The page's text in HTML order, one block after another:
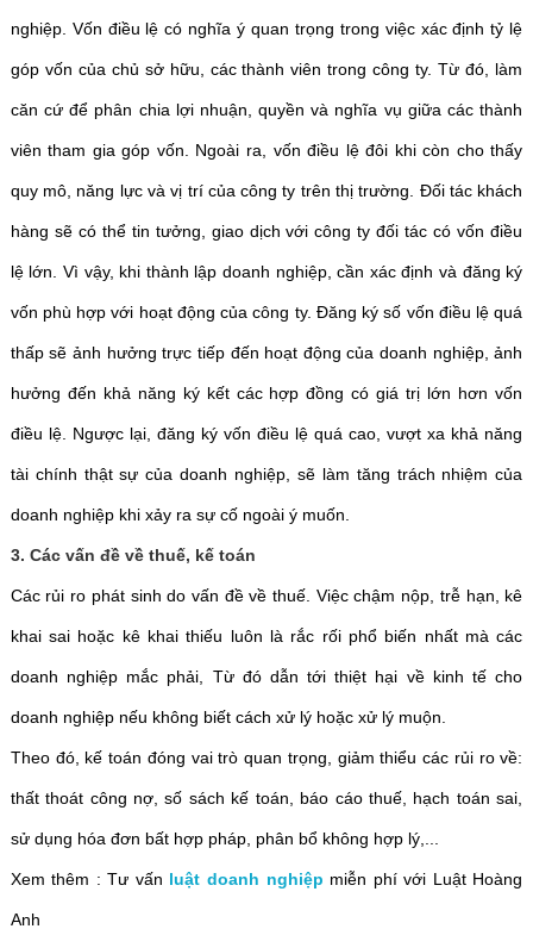
nghiệp. Vốn điều lệ có nghĩa ý quan trọng trong việc xác định tỷ lệ
góp vốn của chủ sở hữu, các thành viên trong công ty. Từ đó, làm
căn cứ để phân chia lợi nhuận, quyền và nghĩa vụ giữa các thành
viên tham gia góp vốn. Ngoài ra, vốn điều lệ đôi khi còn cho thấy
quy mô, năng lực và vị trí của công ty trên thị trường. Đối tác khách
hàng sẽ có thể tin tưởng, giao dịch với công ty đối tác có vốn điều
lệ lớn. Vì vậy, khi thành lập doanh nghiệp, cần xác định và đăng ký
vốn phù hợp với hoạt động của công ty. Đăng ký số vốn điều lệ quá
thấp sẽ ảnh hưởng trực tiếp đến hoạt động của doanh nghiệp, ảnh
hưởng đến khả năng ký kết các hợp đồng có giá trị lớn hơn vốn
điều lệ. Ngược lại, đăng ký vốn điều lệ quá cao, vượt xa khả năng
tài chính thật sự của doanh nghiệp, sẽ làm tăng trách nhiệm của
doanh nghiệp khi xảy ra sự cố ngoài ý muốn.
3. Các vấn đề về thuế, kế toán
Các rủi ro phát sinh do vấn đề về thuế. Việc chậm nộp, trễ hạn, kê
khai sai hoặc kê khai thiếu luôn là rắc rối phổ biến nhất mà các
doanh nghiệp mắc phải, Từ đó dẫn tới thiệt hại về kinh tế cho
doanh nghiệp nếu không biết cách xử lý hoặc xử lý muộn.
Theo đó, kế toán đóng vai trò quan trọng, giảm thiểu các rủi ro về:
thất thoát công nợ, số sách kế toán, báo cáo thuế, hạch toán sai,
sử dụng hóa đơn bất hợp pháp, phân bổ không hợp lý,...
Xem thêm : Tư vấn luật doanh nghiệp miễn phí với Luật Hoàng
Anh